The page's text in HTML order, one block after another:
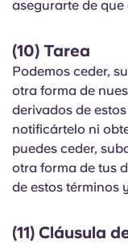
asegurarte de
(10) Tarea
Podemos ceder,
otra forma de
derivados de
notificártelo ni
puedes ceder,
otra forma de tus
de estos términos
(11) Cláusula